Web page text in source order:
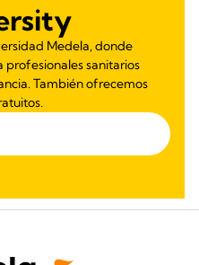
Medela, donde
profesionales sanitarios
También ofrecemos